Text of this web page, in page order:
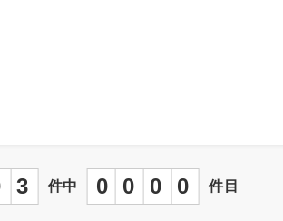
件中 0000 件目